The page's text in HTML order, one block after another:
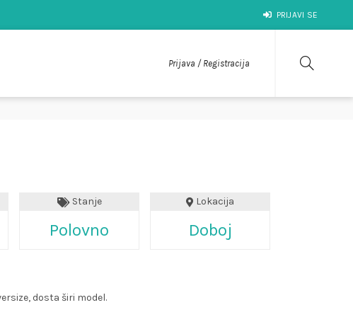
PRIJAVI SE
Prijava / Registracija
Stanje
Polovno
Lokacija
Doboj
dosta širi model.